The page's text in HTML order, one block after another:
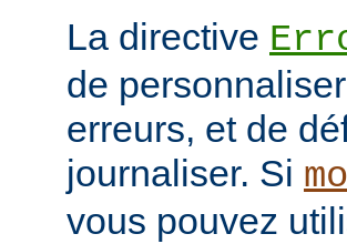
La directive
de
erreurs, et de
journaliser. Si
vous pouvez